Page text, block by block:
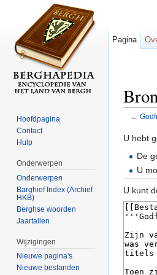
←
U hebt
De
U
U kunt
Pagina
Hoofdpagina
Contact
Hulp
Onderwerpen
Onderwerpen
Barghief Index (Archief
HKB)
Berghse woorden
Jaartallen
Wijzigingen
Nieuwe pagina's
Nieuwe bestanden